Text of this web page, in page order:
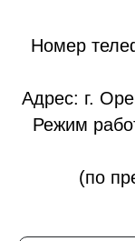
Номер
Адрес: г.
Режим
(по